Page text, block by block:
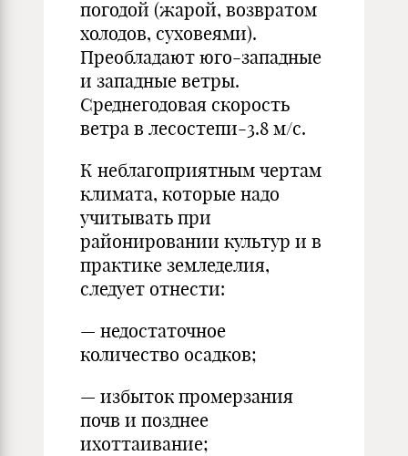
погодой (жарой, возвратом
холодов, суховеями).
Преобладают юго-западные
и западные ветры.
Среднегодовая скорость
ветра в лесостепи-3.8 м/с.
К неблагоприятным чертам
климата, которые надо
учитывать при
районировании культур и в
практике земледелия,
следует отнести:
— недостаточное
количество осадков;
— избыток промерзания
почв и позднее
ихоттаивание;